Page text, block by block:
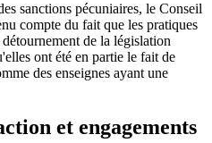
sanctions pécuniaires, le Conseil
compte du fait que les pratiques
de la législation
ont été en partie le fait de
des enseignes ayant une
et engagements